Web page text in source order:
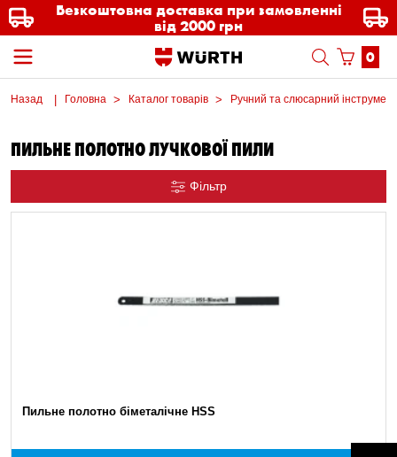
Безкоштовна доставка при замовленні
від 2000 грн
0
Назад Головна Каталог товарів Ручний та слюсарний інструмент
ПИЛЬНЕ ПОЛОТНО ЛУЧКОВОЇ ПИЛИ
Фільтр
Пильне полотно біметалічне HSS